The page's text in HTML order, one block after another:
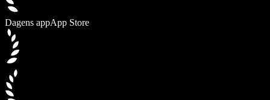
Dagens appApp Store